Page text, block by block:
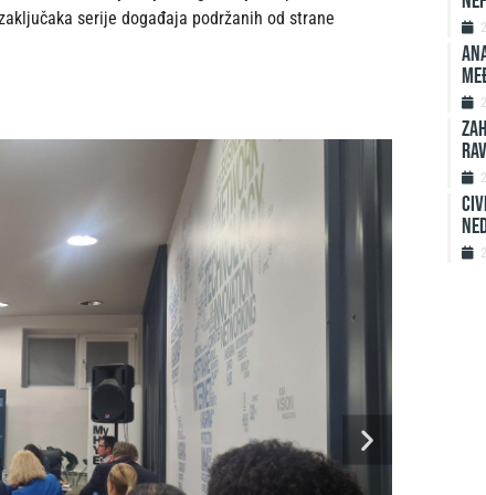
serije događaja podržanih od strane